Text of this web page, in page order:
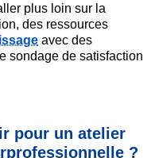
plus loin sur la
des ressources
avec des
sondage de satisfaction
pour un atelier
?